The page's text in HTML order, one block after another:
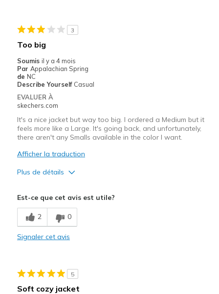
Going Out
Sizing
View On Shoes
I'm Into Shoes
3
Too big
Soumis il y a 4 mois
Par Appalachian Spring
de NC
Describe Yourself Casual
EVALUER À
skechers.com
It's a nice jacket but way too big. I ordered a Medium but it
feels more like a Large. It's going back, and unfortunately,
there aren't any Smalls available in the color I want.
Afficher la traduction
Plus de détails
Attractive Design
Comfortable
Sizing Feels full size too big
Est-ce que cet avis est utile?
2 0
Signaler cet avis
5
Soft cozy jacket